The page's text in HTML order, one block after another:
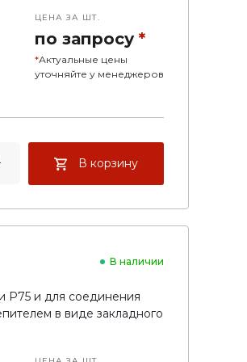
ЦЕНА ЗА ШТ.
по запросу *
*Актуальные цены
уточняйте у менеджеров
В корзину
В наличии
Р75 и для соединения
в виде закладного